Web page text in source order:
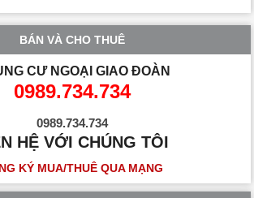
BÁN VÀ CHO THUÊ
CƯ NGOẠI GIAO ĐOÀN
0989.734.734
0989.734.734
HỆ VỚI CHÚNG TÔI
KÝ MUA/THUÊ QUA MẠNG